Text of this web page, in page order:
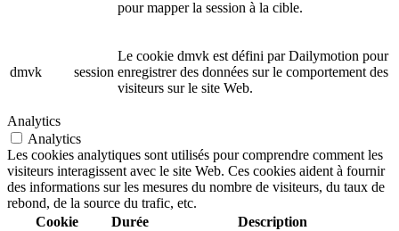
pour mapper la session à la cible.
dmvk session
Le cookie dmvk est défini par Dailymotion pour
enregistrer des données sur le comportement des
visiteurs sur le site Web.
Analytics
Analytics
Les cookies analytiques sont utilisés pour comprendre comment les
visiteurs interagissent avec le site Web. Ces cookies aident à fournir
des informations sur les mesures du nombre de visiteurs, du taux de
rebond, de la source du trafic, etc.
Cookie
Durée Description